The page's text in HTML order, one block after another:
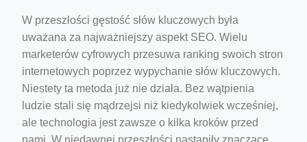
W przeszłości gęstość słów kluczowych była
uważana za najważniejszy aspekt SEO. Wielu
marketerów cyfrowych przesuwa ranking swoich stron
internetowych poprzez wypychanie słów kluczowych.
Niestety ta metoda już nie działa. Bez wątpienia
ludzie stali się mądrzejsi niż kiedykolwiek wcześniej,
ale technologia jest zawsze o kilka kroków przed